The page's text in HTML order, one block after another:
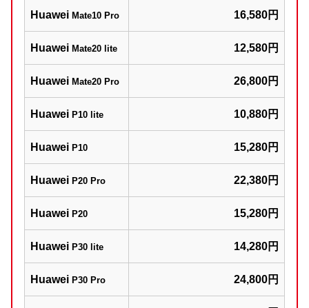
Huawei Mate10 Pro 16,580円
Huawei Mate20 lite 12,580円
Huawei Mate20 Pro 26,800円
Huawei P10 lite 10,880円
Huawei P10 15,280円
Huawei P20 Pro 22,380円
Huawei P20 15,280円
Huawei P30 lite 14,280円
Huawei P30 Pro 24,800円